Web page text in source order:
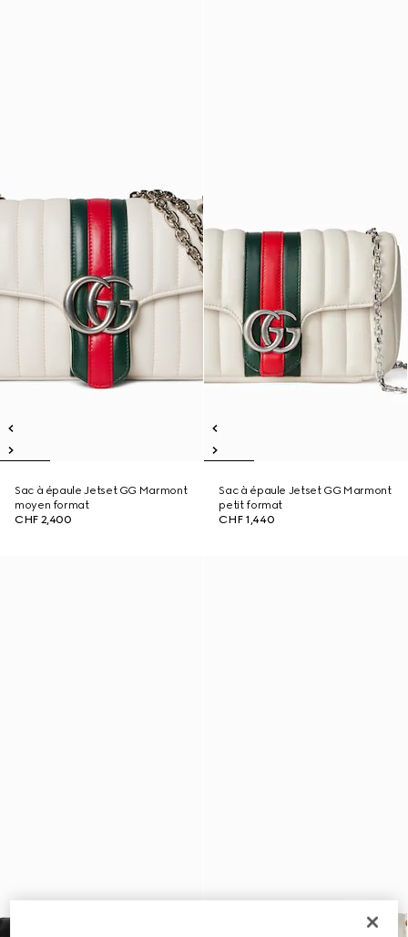
Sac à épaule Jetset GG Marmont
moyen format
CHF 2,400
Sac à épaule Jetset GG Marmont
petit format
CHF 1,440